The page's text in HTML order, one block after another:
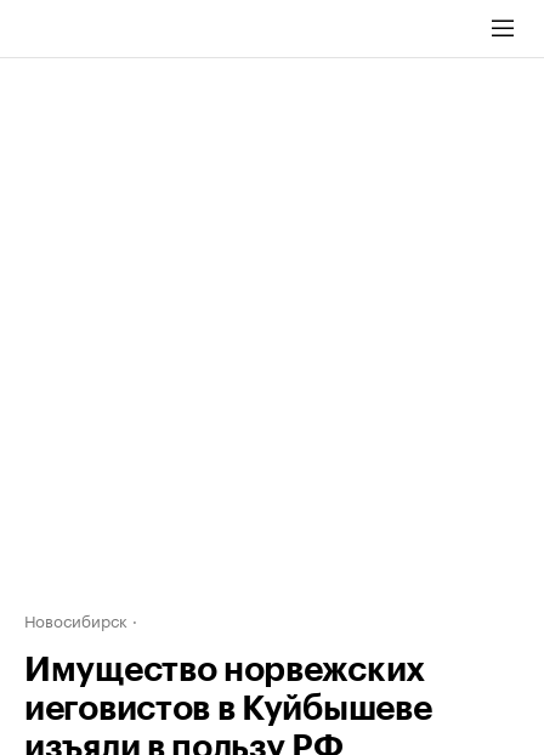
Новосибирск
Имущество норвежских
иеговистов в Куйбышеве
изъяли в пользу РФ